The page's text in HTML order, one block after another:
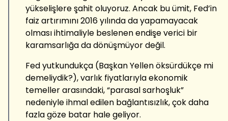
yükselişlere şahit oluyoruz. Ancak bu ümit, Fed’in
faiz artırımını 2016 yılında da yapamayacak
olması ihtimaliyle beslenen endişe verici bir
karamsarlığa da dönüşmüyor değil.
Fed yutkundukça (Başkan Yellen öksürdükçe mi
demeliydik?), varlık fiyatlarıyla ekonomik
temeller arasındaki, “parasal sarhoşluk”
nedeniyle ihmal edilen bağlantısızlık, çok daha
fazla göze batar hale geliyor.